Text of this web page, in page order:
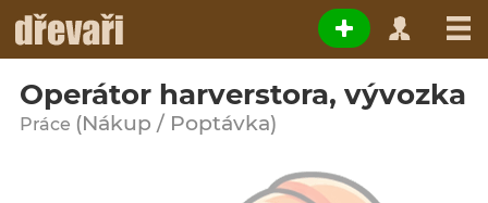
Operátor harverstora, vývozka
Práce (Nákup / Poptávka)